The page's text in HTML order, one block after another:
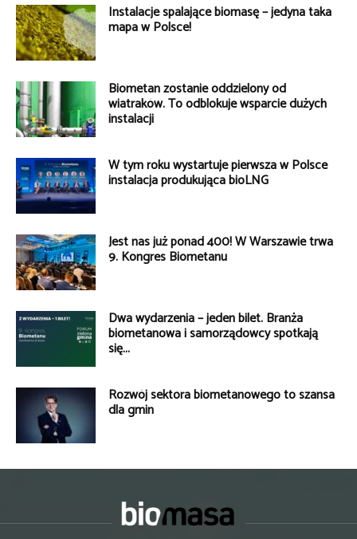
Instalacje spalające biomasę – jedyna taka
mapa w Polsce!
Biometan zostanie oddzielony od
wiatraków. To odblokuje wsparcie dużych
instalacji
W tym roku wystartuje pierwsza w Polsce
instalacja produkująca bioLNG
Jest nas już ponad 400! W Warszawie trwa
9. Kongres Biometanu
Dwa wydarzenia – jeden bilet. Branża
biometanowa i samorządowcy spotkają
się...
Rozwój sektora biometanowego to szansa
dla gmin